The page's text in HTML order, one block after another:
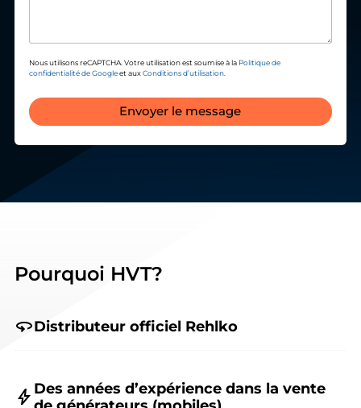
Nous utilisons reCAPTCHA. Votre utilisation est soumise à la Politique de
confidentialité de Googleet auxConditions d’utilisation.
Envoyer le message
Pourquoi HVT?
Distributeur officiel Rehlko
Des années d’expérience dans la vente